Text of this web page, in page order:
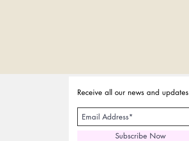
Receive all our news and updates
Subscribe Now